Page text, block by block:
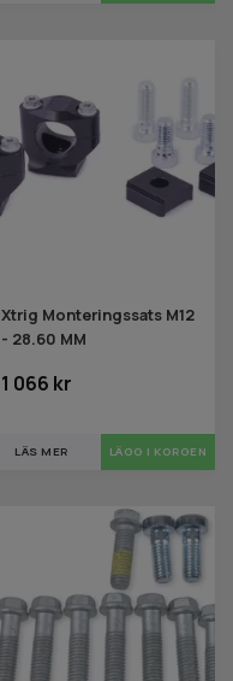
Xtrig Monteringssats M12
- 28.60 MM
1 066 kr
LÄS MER